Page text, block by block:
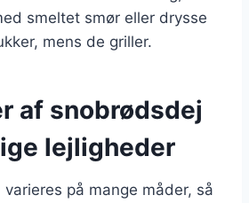
smeltet smør eller drysse
mens de griller.
af snobrødsdej
lejligheder
på mange måder, så